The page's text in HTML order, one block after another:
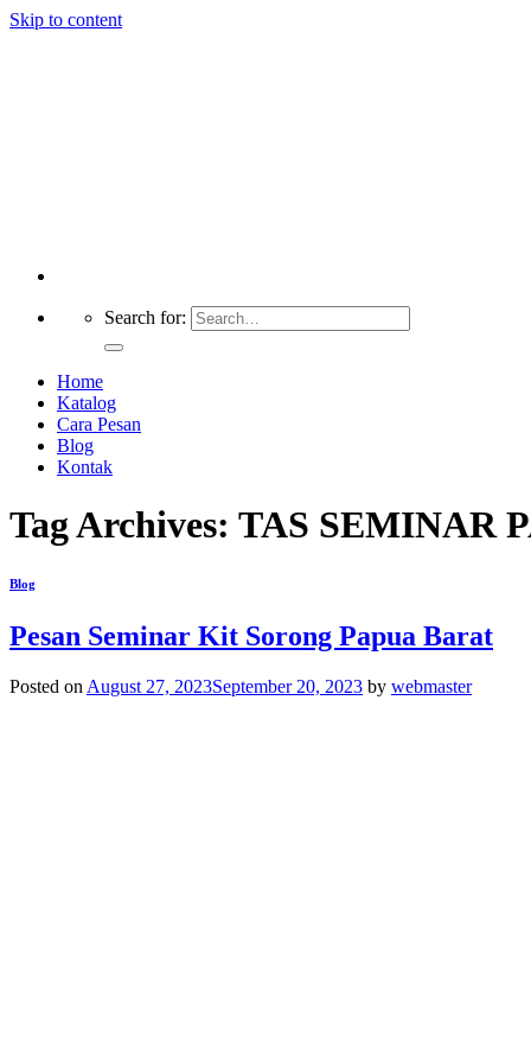
Skip to content
Search for:
Home
Katalog
Cara Pesan
Blog
Kontak
Tag Archives: TAS SEMINAR
Blog
Pesan Seminar Kit Sorong Papua Barat
Posted on August 27, 2023September 20, 2023 by webmaster